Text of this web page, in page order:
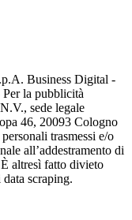
Business Digital -
la pubblicità
sede legale
46, 20093 Cologno
trasmessi e/o
all’addestramento di
altresì fatto divieto
scraping.